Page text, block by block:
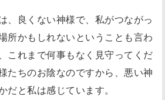
、良くない神様で、私がつながっ
所かもしれないということも言わ
これまで何事もなく見守ってくだ
たちのお陰なのですから、悪い神
と私は感じています。